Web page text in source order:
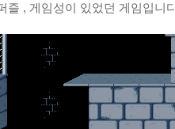
즐 , 게임성이 있었던 게임입니